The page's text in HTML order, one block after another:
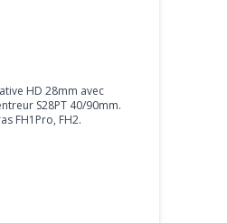
HD 28mm avec
S28PT 40/90mm.
FH1Pro, FH2.